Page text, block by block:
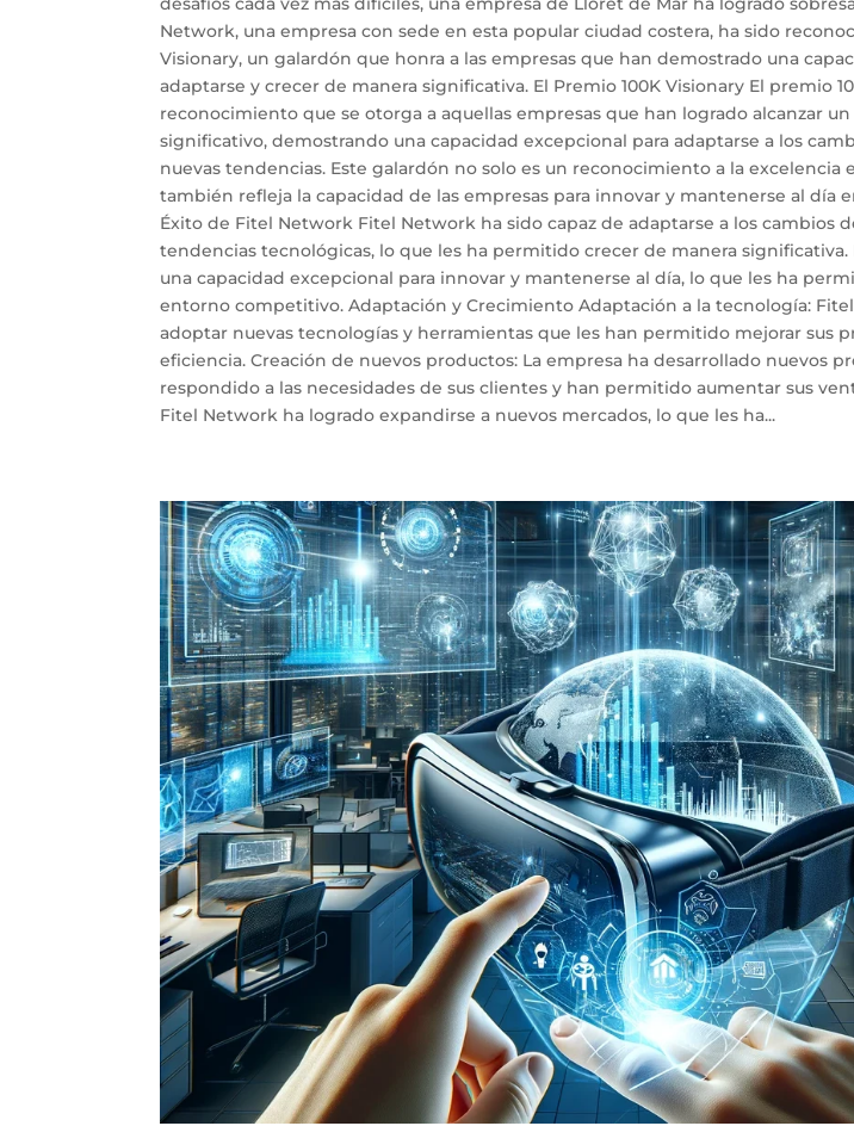
Network, una empresa con sede en esta popular ciudad costera, ha sido
Visionary, un galardón que honra a las empresas que han demostrado una
adaptarse y crecer de manera significativa. El Premio 100K Visionary El premio
reconocimiento que se otorga a aquellas empresas que han logrado alcanzar
significativo, demostrando una capacidad excepcional para adaptarse a los
nuevas tendencias. Este galardón no solo es un reconocimiento a la excelencia
también refleja la capacidad de las empresas para innovar y mantenerse al día
Éxito de Fitel Network Fitel Network ha sido capaz de adaptarse a los cambios
tendencias tecnológicas, lo que les ha permitido crecer de manera
una capacidad excepcional para innovar y mantenerse al día, lo que les ha
entorno competitivo. Adaptación y Crecimiento Adaptación a la tecnología:
adoptar nuevas tecnologías y herramientas que les han permitido mejorar sus
eficiencia. Creación de nuevos productos: La empresa ha desarrollado nuevos
respondido a las necesidades de sus clientes y han permitido aumentar sus
Fitel Network ha logrado expandirse a nuevos mercados, lo que les ha...